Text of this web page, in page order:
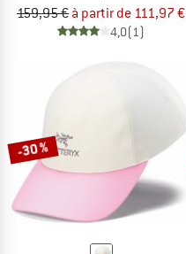
159,95 € à partir de 111,97 €
4,0(1)
-30 %